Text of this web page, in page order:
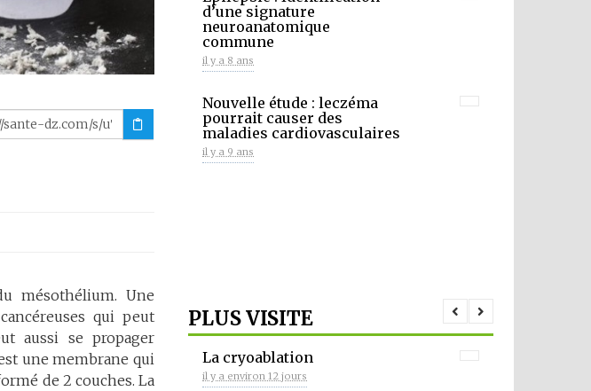
mésothélium. Une
qui peut
aussi se propager
une membrane qui
de 2 couches. La
d’une signature
neuroanatomique
commune
il y a 8 ans
Nouvelle étude : leczéma
pourrait causer des
maladies cardiovasculaires
il y a 9 ans
PLUS VISITE
La cryoablation
il y a environ 12 jours